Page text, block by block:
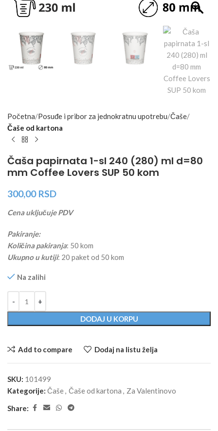
Početna Posuđe i pribor za jednokratnu upotrebu Čaše
Čaše od kartona
Čaša papirnata 1-sl 240 (280) ml d=80
mm Coffee Lovers SUP 50 kom
300,00 RSD
Cena uključuje PDV
Pakiranje:
Količina pakiranja: 50 kom
Ukupno u kutiji: 20 paket od 50 kom
Na zalihi
DODAJ U KORPU
Add to compare Dodaj na listu želja
SKU: 101499
Kategorije: Čaše, Čaše od kartona , Za Valentinovo
Share: